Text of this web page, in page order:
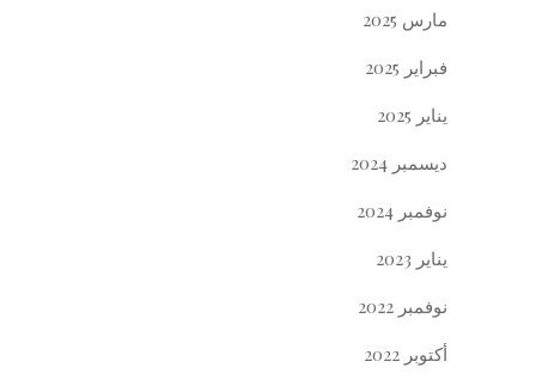
مارس 2025
فبراير 2025
يناير 2025
ديسمبر 2024
نوفمبر 2024
يناير 2023
نوفمبر 2022
أكتوبر 2022